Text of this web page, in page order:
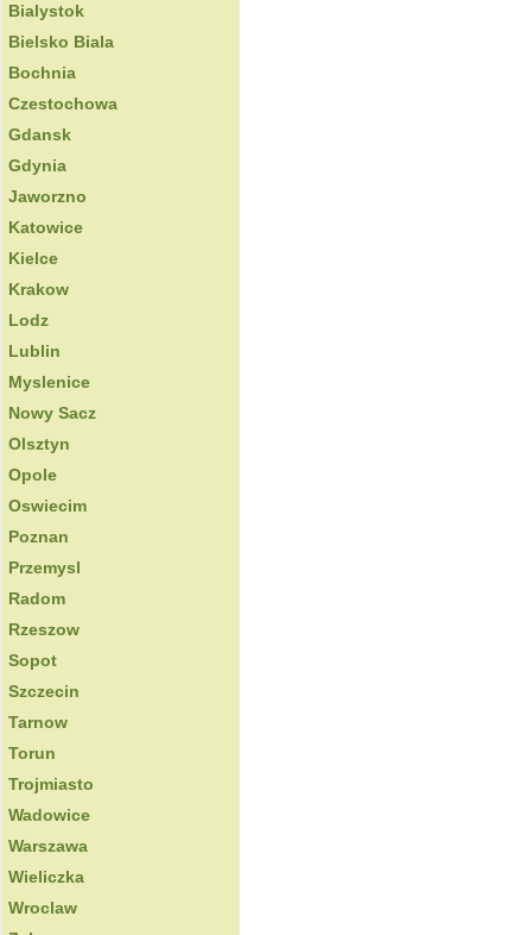
Bialystok
Bielsko Biala
Bochnia
Czestochowa
Gdansk
Gdynia
Jaworzno
Katowice
Kielce
Krakow
Lodz
Lublin
Myslenice
Nowy Sacz
Olsztyn
Opole
Oswiecim
Poznan
Przemysl
Radom
Rzeszow
Sopot
Szczecin
Tarnow
Torun
Trojmiasto
Wadowice
Warszawa
Wieliczka
Wroclaw